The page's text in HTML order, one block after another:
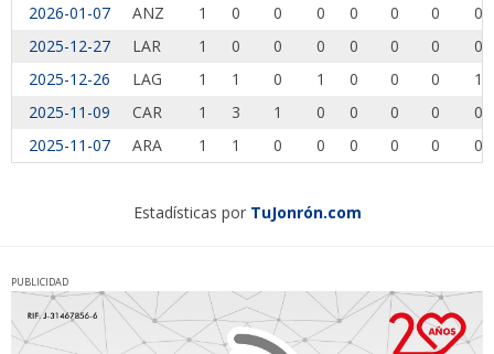
2026-01-07
ANZ 1 0 0 0 0 0 0
0
2025-12-27
LAR 1 0 0 0 0 0 0
0
2025-12-26
LAG 1 1 0 1 0 0 0
1
2025-11-09
CAR 1 3 1 0 0 0 0
0
2025-11-07
ARA 1 1 0 0 0 0 0 0
Estadísticas por TuJonrón.com
PUBLICIDAD